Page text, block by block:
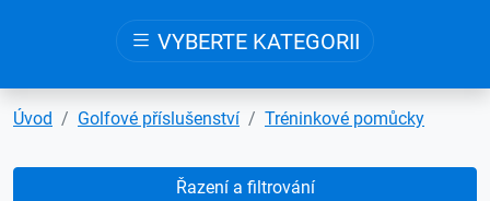
VYBERTE KATEGORII
Úvod Golfové příslušenství Tréninkové pomůcky
Řazení a filtrování